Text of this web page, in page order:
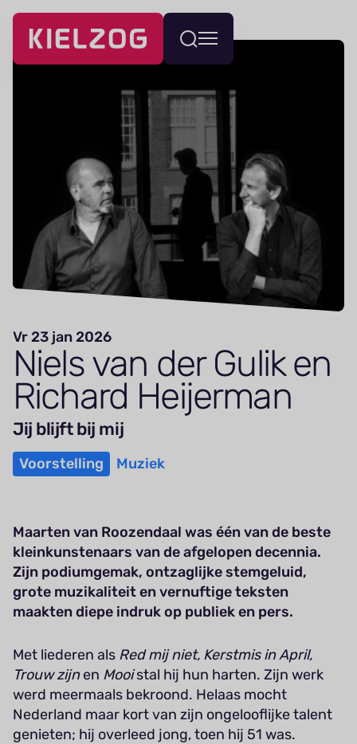
Navigatie
overslaan
Wissel
menu
Vr 23 jan 2026
Niels van der Gulik en
Richard Heijerman
Jij blijft bij mij
Voorstelling Muziek
Maarten van Roozendaal was één van de beste
kleinkunstenaars van de afgelopen decennia.
Zijn podiumgemak, ontzaglijke stemgeluid,
grote muzikaliteit en vernuftige teksten
maakten diepe indruk op publiek en pers.
Met liederen als Red mij niet, Kerstmis in April,
Trouw zijnen Mooistal hij hun harten. Zijn werk
werd meermaals bekroond. Helaas mocht
Nederland maar kort van zijn ongelooflijke talent
genieten; hij overleed jong, toen hij 51 was.